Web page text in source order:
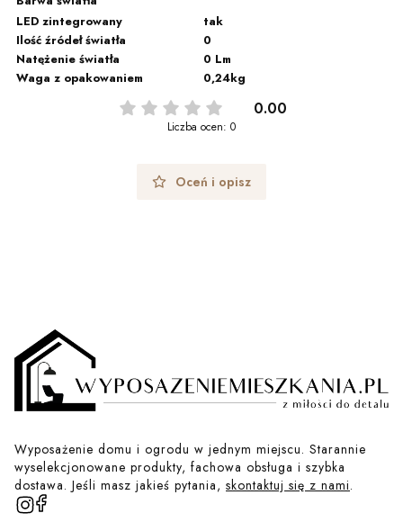
LED zintegrowany
tak
Ilość źródeł światła
0
Natężenie światła
0 Lm
Waga z opakowaniem
0,24kg
0.00
Liczba ocen: 0
Oceń i opisz
Wyposażenie domu i ogrodu w jednym miejscu. Starannie
wyselekcjonowane produkty, fachowa obsługa i szybka
dostawa. Jeśli masz jakieś pytania, skontaktuj się z nami.